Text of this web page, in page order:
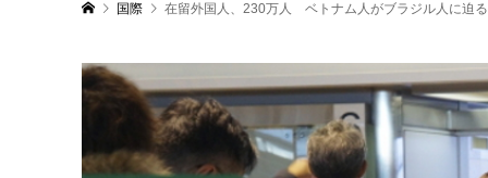
国際 在留外国人、230万人 ベトナム人がブラジル人に迫る